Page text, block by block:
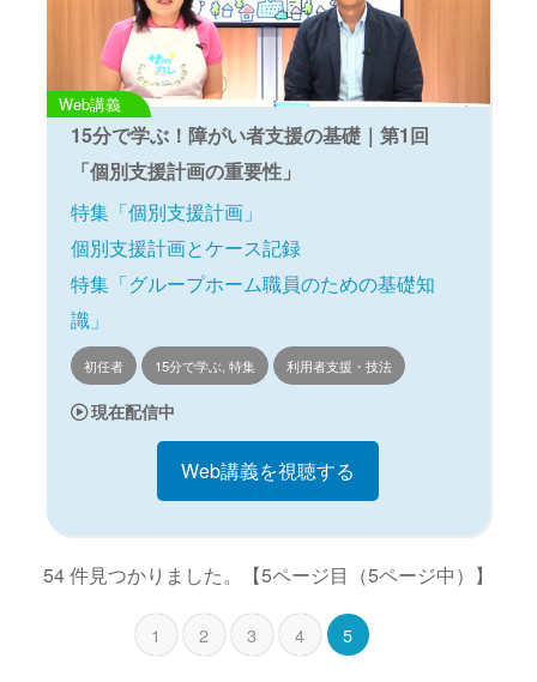
Web講義
15分で学ぶ！障がい者支援の基礎｜第1回
「個別支援計画の重要性」
特集「個別支援計画」
個別支援計画とケース記録
特集「グループホーム職員のための基礎知
識」
初任者 15分で学ぶ, 特集 利用者支援・技法
現在配信中
Web講義を視聴する
54 件見つかりました。 【5ページ目（5ページ中）】
1 2 3 4 5